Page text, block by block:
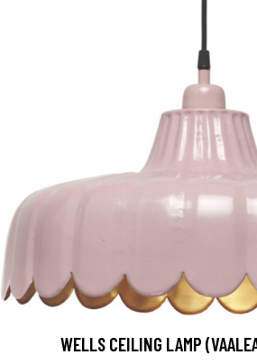
WELLS CEILING LAMP